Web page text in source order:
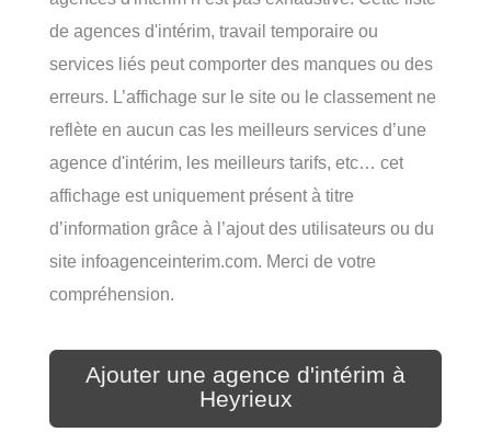
de agences d'intérim, travail temporaire ou
services liés peut comporter des manques ou des
erreurs. L’affichage sur le site ou le classement ne
reflète en aucun cas les meilleurs services d’une
agence d'intérim, les meilleurs tarifs, etc… cet
affichage est uniquement présent à titre
d’information grâce à l’ajout des utilisateurs ou du
site infoagenceinterim.com. Merci de votre
compréhension.
Ajouter une agence d'intérim à
Heyrieux